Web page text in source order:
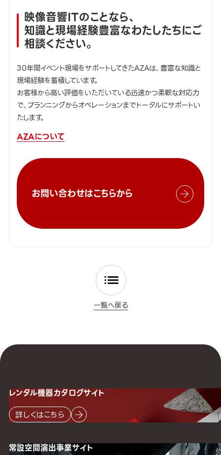
映像音響ITのことなら、
知識と現場経験豊富なわたしたちにご
相談ください。
30年間イベント現場をサポートしてきたAZAは、豊富な知識と
現場経験を蓄積しています。
お客様から高い評価をいただいている迅速かつ柔軟な対応力
で、プランニングからオペレーションまでトータルにサポートい
たします。
AZAについて
お問い合わせはこちらから
一覧へ戻る
レンタル機器カタログサイト
詳しくはこちら
常設空間演出事業サイト